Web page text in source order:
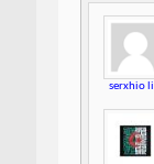
serxhio